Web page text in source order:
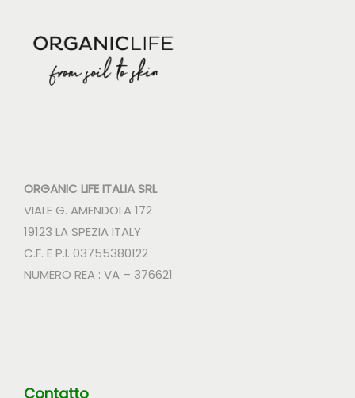
ORGANIC LIFE ITALIA SRL
VIALE G. AMENDOLA 172
19123 LA SPEZIA ITALY
C.F. E P.I. 03755380122
NUMERO REA : VA – 376621
Contatto